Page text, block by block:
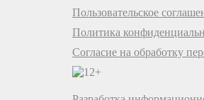
Пользовательское
Политика
Согласие на обработку